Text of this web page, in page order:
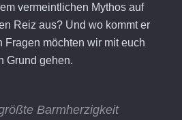
vermeintlichen Mythos auf
Reiz aus? Und wo kommt er
möchten wir mit euch
Grund gehen.
Barmherzigkeit